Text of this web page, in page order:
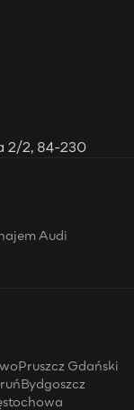
2/2, 84-230
Audi
Pruszcz Gdański
Bydgoszcz